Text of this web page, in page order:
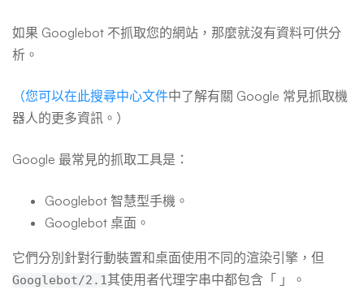
如果 Googlebot 不抓取您的網站，那麼就沒有資料可供分
析。
（您可以在此搜尋中心文件中了解有關 Google 常見抓取機
器人的更多資訊。）
Google 最常見的抓取工具是：
Googlebot 智慧型手機。
Googlebot 桌面。
它們分別針對行動裝置和桌面使用不同的渲染引擎，但
Googlebot/2.1 其使用者代理字串中都包含「 」。